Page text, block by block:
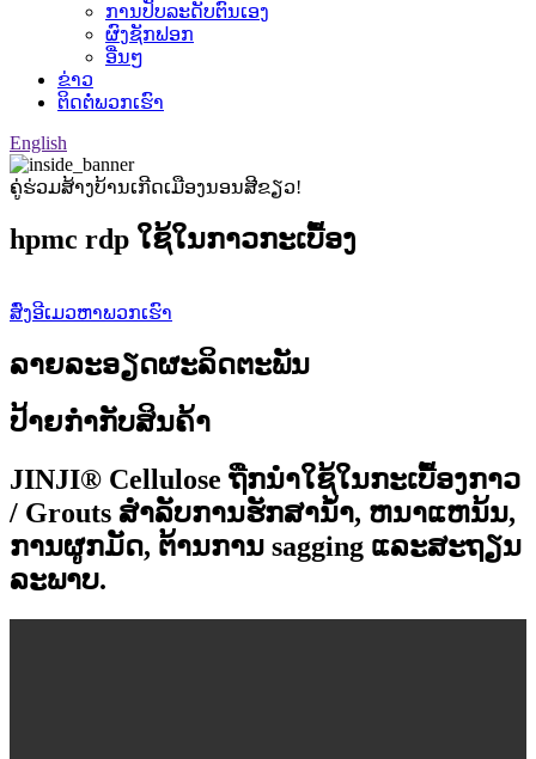
ການປັບລະດັບຕົນເອງ
ຜົງຊັກຟອກ
ອື່ນໆ
ຂ່າວ
ຕິດຕໍ່ພວກເຮົາ
English
ຄູ່ຮ່ວມສ້າງບ້ານເກີດເມືອງນອນສີຂຽວ!
hpmc rdp ໃຊ້ໃນກາວກະເບື້ອງ
ສົ່ງອີເມວຫາພວກເຮົາ
ລາຍລະອຽດຜະລິດຕະພັນ
ປ້າຍກຳກັບສິນຄ້າ
JINJI® Cellulose ຖືກນໍາໃຊ້ໃນກະເບື້ອງກາວ
/ Grouts ສໍາລັບການຮັກສານ້ໍາ, ຫນາແຫນ້ນ,
ການຜູກມັດ, ຕ້ານການ sagging ແລະສະຖຽນ
ລະພາບ.